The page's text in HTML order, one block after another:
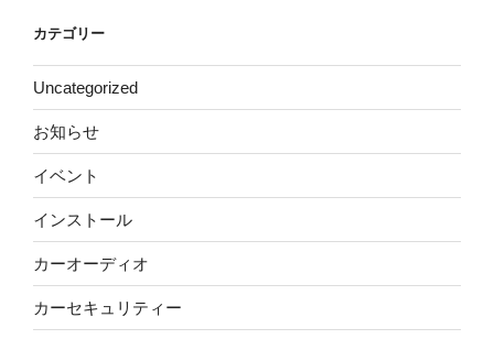
カテゴリー
Uncategorized
お知らせ
イベント
インストール
カーオーディオ
カーセキュリティー